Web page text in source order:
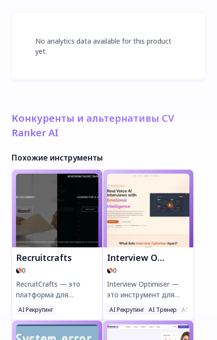
No analytics data available for this product
yet.
Конкуренты и альтернативы CV
Ranker AI
Похожие инструменты
Recruitcrafts
0
RecruitCrafts — это
платформа для
подбора персонала с
искусственным
интеллектом,
созданная для
AI Рекрутинг
Interview Optimiser
0
Interview Optimiser —
это инструмент для
практики
собеседований с
искусственным
AI Рекрутинг AI Тренер AI